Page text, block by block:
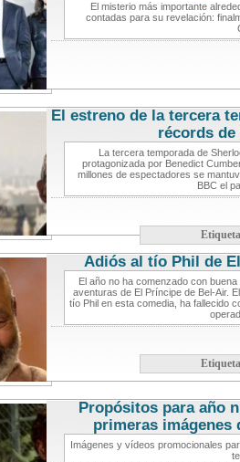
El misterio más importante
contadas para su revelación:
El estreno de la tercera
récords de
La tercera temporada de
protagonizada por Benedict
millones de espectadores se
BBC el
Adiós al tío Phil de
El año no ha comenzado con
aventuras de El Príncipe de Bel-Air.
tío Phil en esta comedia, ha fallecido
Propósitos para año
primeras imágenes
Imágenes y vídeos promocionales